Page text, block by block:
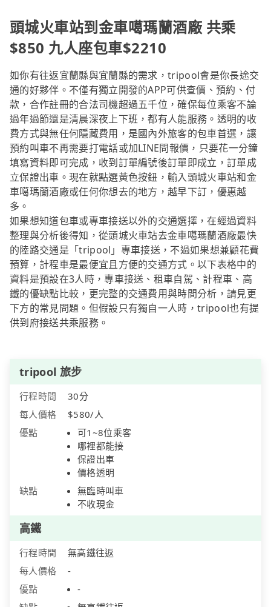
頭城火車站到金車噶瑪蘭酒廠 共乘
$850 九人座包車$2210
如你有往返宜蘭縣與宜蘭縣的需求，tripool會是你長途交
通的好夥伴。不僅有獨立開發的APP可供查價、預約、付
款，合作註冊的合法司機超過五千位，確保每位乘客不論
過年過節還是清晨深夜上下班，都有人能服務。透明的收
費方式與無任何隱藏費用，是國內外旅客的包車首選，讓
預約叫車不再需要打電話或加LINE問報價，只要花一分鐘
填寫資料即可完成，收到訂單編號後訂單即成立，訂單成
立保證出車。現在就點選黃色按鈕，輸入頭城火車站和金
車噶瑪蘭酒廠或任何你想去的地方，越早下訂，優惠越
多。
如果想知道包車或專車接送以外的交通選擇，在經過資料
整理與分析後得知，從頭城火車站去金車噶瑪蘭酒廠最快
的陸路交通是「tripool」專車接送，不過如果想兼顧花費
預算，計程車是最便宜且方便的交通方式。以下表格中的
資料是預設在3人時，專車接送、租車自駕、計程車、高
鐵的優缺點比較，更完整的交通費用與時間分析，請見更
下方的常見問題。但假設只有獨自一人時，tripool也有提
供到府接送共乘服務。
tripool 旅步
行程時間
30分
每人價格
$580/人
優點
可1~8位乘客
哪裡都能接
保證出車
價格透明
缺點
無臨時叫車
不收現金
高鐵
行程時間
無高鐵往返
每人價格
-
優點
-